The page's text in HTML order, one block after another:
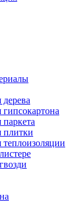
плитки
теплоизоляции